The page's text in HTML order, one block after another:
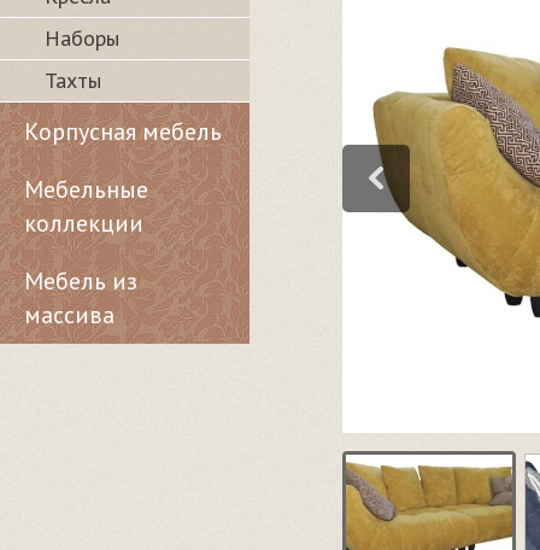
Наборы
Тахты
Корпусная мебель
Мебельные
коллекции
Мебель из
массива